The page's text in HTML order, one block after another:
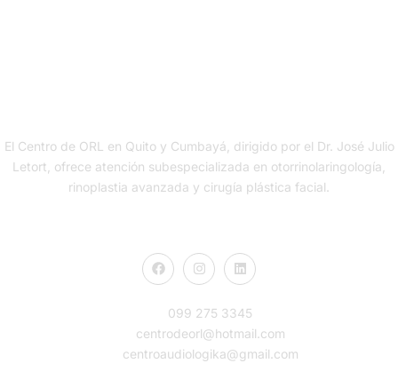
El Centro de ORL en Quito y Cumbayá, dirigido por el Dr. José Julio
Letort, ofrece atención subespecializada en otorrinolaringología,
rinoplastia avanzada y cirugía plástica facial.
099 275 3345
centrodeorl@hotmail.com
centroaudiologika@gmail.com